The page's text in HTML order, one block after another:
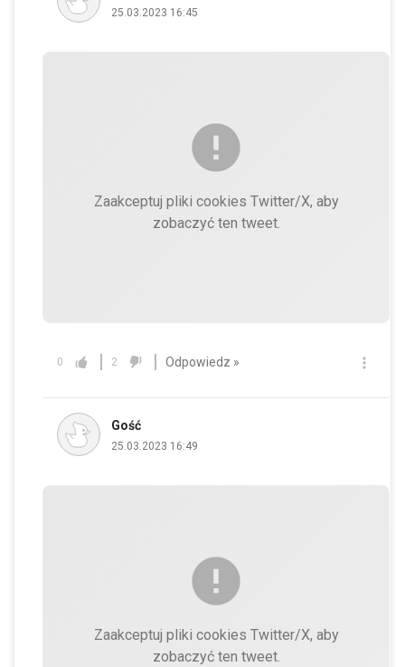
25.03.2023 16:45
Zaakceptuj pliki cookies Twitter/X, aby
zobaczyć ten tweet.
0 2 Odpowiedz »
Gość
25.03.2023 16:49
Zaakceptuj pliki cookies Twitter/X, aby
zobaczyć ten tweet.